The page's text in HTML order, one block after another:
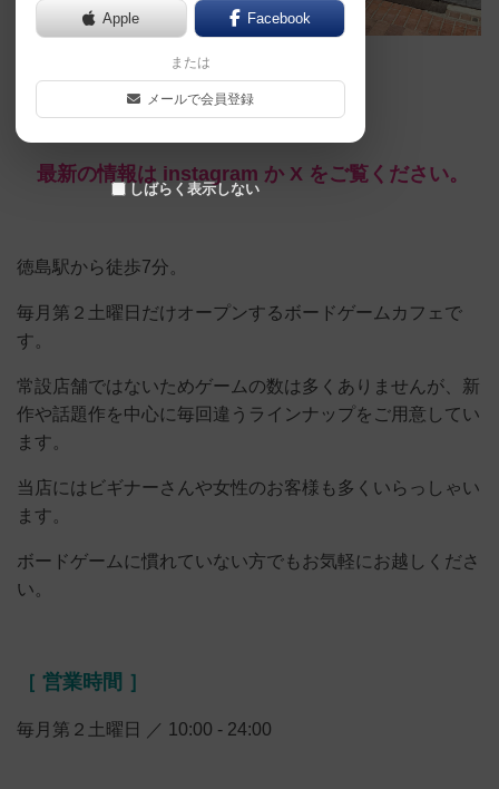
※この店舗ページは更新していません。
最新の情報は instagram か X をご覧ください。
徳島駅から徒歩7分。
毎月第２土曜日だけオープンするボードゲームカフェで
す。
常設店舗ではないためゲームの数は多くありませんが、新
作や話題作を中心に毎回違うラインナップをご用意してい
ます。
当店にはビギナーさんや女性のお客様も多くいらっしゃい
ます。
ボードゲームに慣れていない方でもお気軽にお越しくださ
い。
［ 営業時間 ］
毎月第２土曜日 ／ 10:00 - 24:00
Apple Facebook
または
メールで会員登録
しばらく表示しない